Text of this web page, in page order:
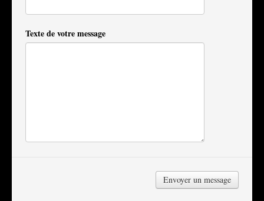
Texte de votre message